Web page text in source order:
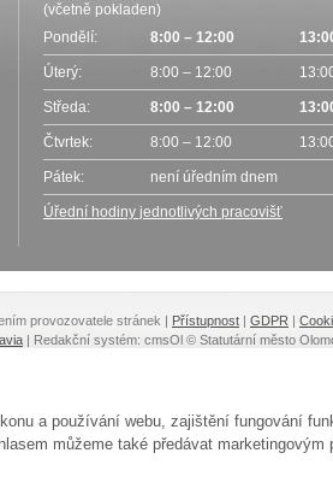
(včetně pokladen)
Pondělí:
8:00 – 12:00
Úterý: 8:00 – 12:00
Středa: 8:00 – 12:00
Čtvrtek: 8:00 – 12:00
Pátek: není úředním dnem
Úřední hodiny jednotlivých pracovišť
provozovatele stránek | Přístupnost | GDPR |
| Redakční systém: cmsOl © Statutární město
a používání webu, zajištění fungování
můžeme také předávat marketingovým